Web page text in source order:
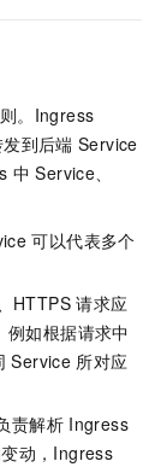
。Ingress
到后端 Service
中 Service、
可以代表多个
HTTPS 请求应
例如根据请求中
Service 所对应
责解析 Ingress
动，Ingress